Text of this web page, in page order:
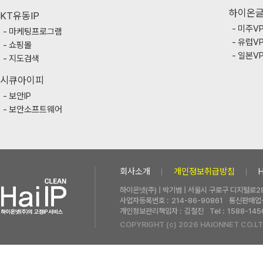
KT유동IP
마케팅프로그램
쇼핑몰
지도검색
시큐아이피
보안IP
보안소프트웨어
하이온
미주
유럽
일본
회사소개 개인정보취급방침
하이온넷(주) | 박기범 | 서울시 구로구 디지털
사업자등록번호 : 214-86-90861
통신판매
개인정보관리책임자 : 김철진 Tel : 1588-
COPYRIGHT (c) 2026 HAIONNET